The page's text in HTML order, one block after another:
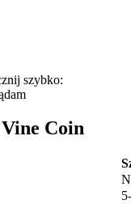
szlachetne i towary
szybko:
Coin